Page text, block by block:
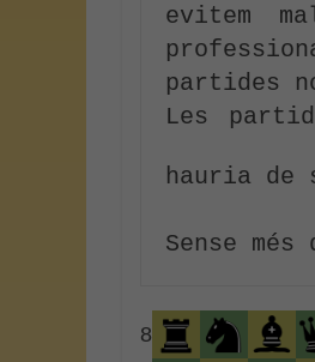
evitem
partides
Les
hauria de
Sense
8